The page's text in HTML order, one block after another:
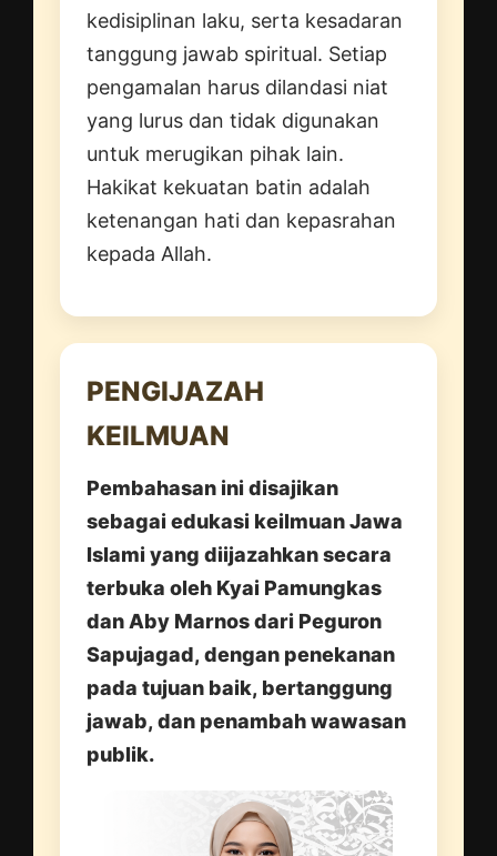
kedisiplinan laku, serta kesadaran
tanggung jawab spiritual. Setiap
pengamalan harus dilandasi niat
yang lurus dan tidak digunakan
untuk merugikan pihak lain.
Hakikat kekuatan batin adalah
ketenangan hati dan kepasrahan
kepada Allah.
PENGIJAZAH
KEILMUAN
Pembahasan ini disajikan
sebagai edukasi keilmuan Jawa
Islami yang diijazahkan secara
terbuka oleh Kyai Pamungkas
dan Aby Marnos dari Peguron
Sapujagad, dengan penekanan
pada tujuan baik, bertanggung
jawab, dan penambah wawasan
publik.